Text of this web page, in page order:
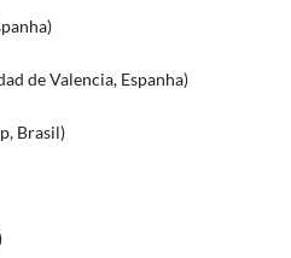
de Valencia, Espanha)
Brasil)